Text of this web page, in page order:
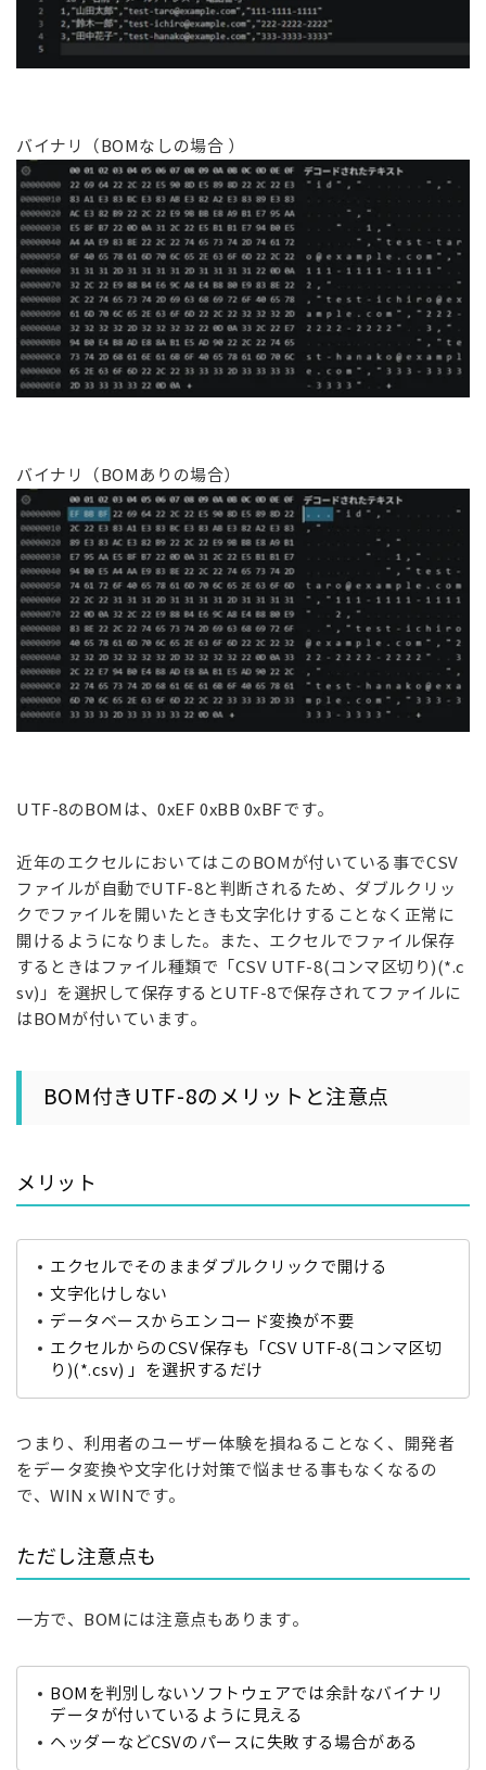
バイナリ（BOMなしの場合 ）
バイナリ（BOMありの場合）
UTF-8のBOMは、0xEF 0xBB 0xBFです。
近年のエクセルにおいてはこのBOMが付いている事でCSV
ファイルが自動でUTF-8と判断されるため、ダブルクリッ
クでファイルを開いたときも文字化けすることなく正常に
開けるようになりました。
また、エクセルでファイル保存
するときはファイル種類で「CSV UTF-8(コンマ区切り)(*.c
sv)」を選択して保存するとUTF-8で保存されてファイルに
はBOMが付いています。
BOM付きUTF-8のメリット と注意点
メリット
エクセルでそのままダブルクリックで開ける
文字化けしない
データベースからエンコード変換が不要
エクセルからのCSV保存も「 CSV UTF-8(コンマ区切
り)(*.csv) 」を選択するだけ
つまり、利用者のユーザー体験を損ねることなく、開発者
をデータ変換や文字化け対策で悩ませる事もなくなるの
で、WIN x WINです。
ただし注意点も
一方で、BOMには注意点もあります。
BOMを判別しないソフトウェアでは余計なバイナリ
データが付いているように見える
ヘッダーなどCSVのパースに失敗する場合がある